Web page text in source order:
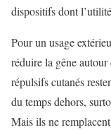
dispositifs dont
Pour un usage
réduire la gêne autour
répulsifs cutanés
du temps dehors,
Mais ils ne